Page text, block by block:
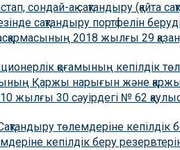
сондай-ақ сақтандыру (қайта
сақтандыру портфелін
2018 жылғы 29
қоғамының кепілдік
Қаржы нарығын және
жылғы 30 сәуірдегі № 62
төлемдеріне кепілдік
кепілдік беру